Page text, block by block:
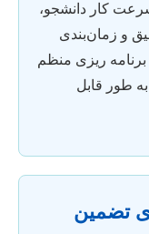
کار دانشجو،
و زمان‌بندی
برنامه ریزی منظم
به طور قابل
تضمین